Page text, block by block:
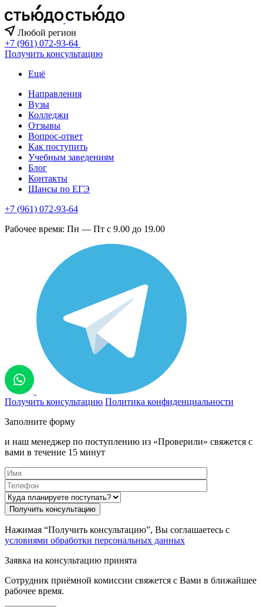
Любой регион
+7 (961) 072-93-64
Получить консультацию
Ещё
Направления
Вузы
Колледжи
Отзывы
Вопрос-ответ
Как поступить
Учебным заведениям
Блог
Контакты
Шансы по ЕГЭ
+7 (961) 072-93-64
Рабочее время: Пн — Пт с 9.00 до 19.00
Получить консультацию Политика конфиденциальности
Заполните форму
и наш менеджер по поступлению из «Проверили» свяжется с
вами в течение 15 минут
Нажимая “Получить консультацию”, Вы соглашаетесь с
условиями обработки персональных данных
Заявка на консультацию принята
Сотрудник приёмной комиссии свяжется с Вами в ближайшее
рабочее время.